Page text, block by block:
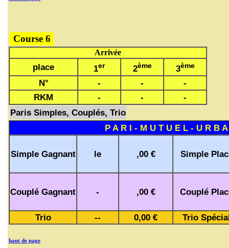
Course 6
Arrivée
place 1er 2ème 3ème
N° - -
-
RKM
- -
-
Paris Simples, Couplés, Trio
P A R I - M U T U E L - U R B
Simple Gagnant le ,00 € Simple
Couplé Gagnant - ,00 € Couplé
Trio -- 0,00 € Trio
haut de page